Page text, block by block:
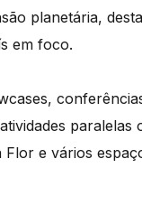
planetária,
em foco.
paralelas
Flor e vários